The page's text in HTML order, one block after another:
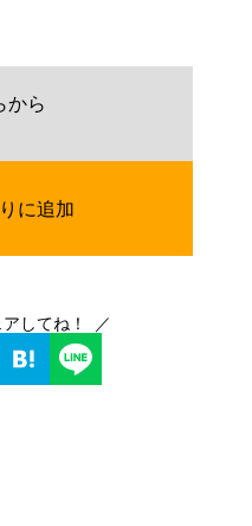
から
に追加
してね！ ／